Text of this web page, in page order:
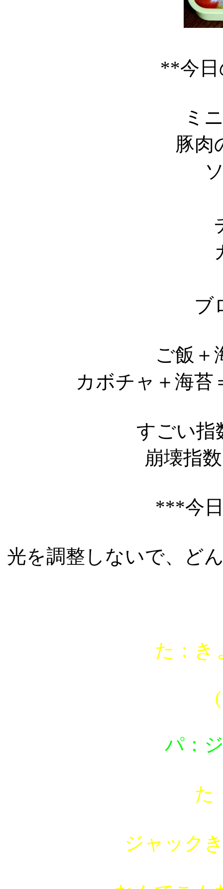
**今
ミニ
豚肉
ソ
ブ
ご飯＋
カボチャ＋海苔
すごい
崩壊
***今
光を調整しないで、ど
た：き
(
パ：
た
ジャックき